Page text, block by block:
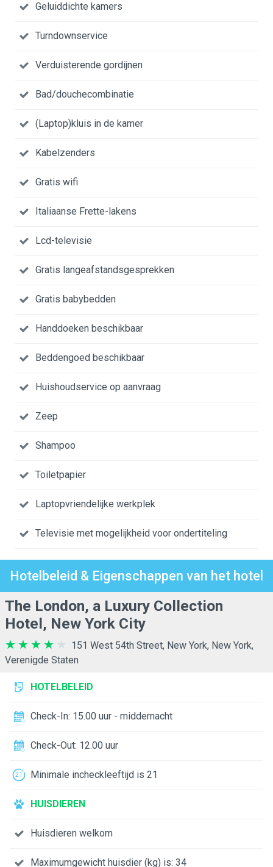
Geluiddichte kamers
Turndownservice
Verduisterende gordijnen
Bad/douchecombinatie
(Laptop)kluis in de kamer
Kabelzenders
Gratis wifi
Italiaanse Frette-lakens
Lcd-televisie
Gratis langeafstandsgesprekken
Gratis babybedden
Handdoeken beschikbaar
Beddengoed beschikbaar
Huishoudservice op aanvraag
Zeep
Shampoo
Toiletpapier
Laptopvriendelijke werkplek
Televisie met mogelijkheid voor ondertiteling
Hotelbeleid & Eigenschappen van het hotel
The London, a Luxury Collection
Hotel, New York City
151 West 54th Street, New York, New York,
Verenigde Staten
HOTELBELEID
Check-In: 15.00 uur - middernacht
Check-Out: 12.00 uur
Minimale incheckleeftijd is 21
HUISDIEREN
Huisdieren welkom
Maximumgewicht huisdier (kg) is: 34